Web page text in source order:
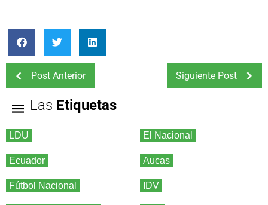
Post Anterior Siguiente Post
Las Etiquetas
LDU El Nacional
Ecuador Aucas
Fútbol Nacional IDV